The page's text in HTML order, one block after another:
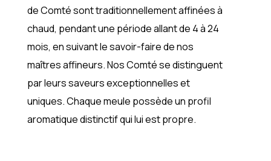
de Comté sont traditionnellement affinées à
chaud, pendant une période allant de 4 à 24
mois, en suivant le savoir-faire de nos
maîtres affineurs. Nos Comté se distinguent
par leurs saveurs exceptionnelles et
uniques. Chaque meule possède un profil
aromatique distinctif qui lui est propre.